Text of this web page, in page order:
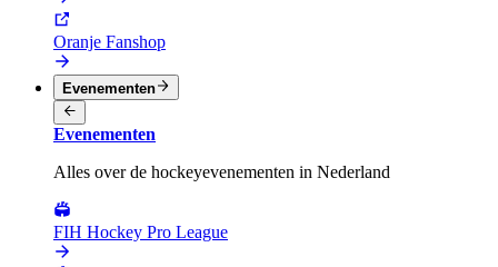
Oranje Fanshop
Evenementen
Evenementen
Alles over de hockeyevenementen in Nederland
FIH Hockey Pro League